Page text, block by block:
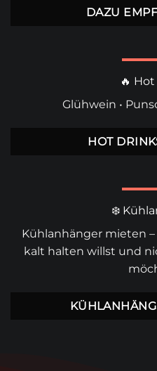
DAZU
🔥
Glühwein •
HOT
❄️
Kühlanhänger mieten
kalt halten willst und